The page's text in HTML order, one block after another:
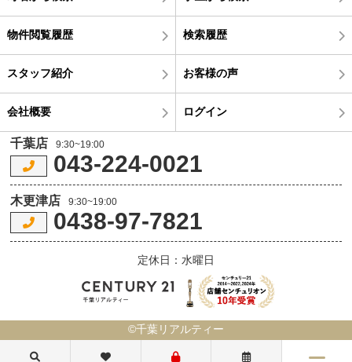
物件閲覧履歴 検索履歴
スタッフ紹介 お客様の声
会社概要 ログイン
千葉店 9:30~19:00
043-224-0021
木更津店 9:30~19:00
0438-97-7821
定休日：水曜日
©千葉リアルティー